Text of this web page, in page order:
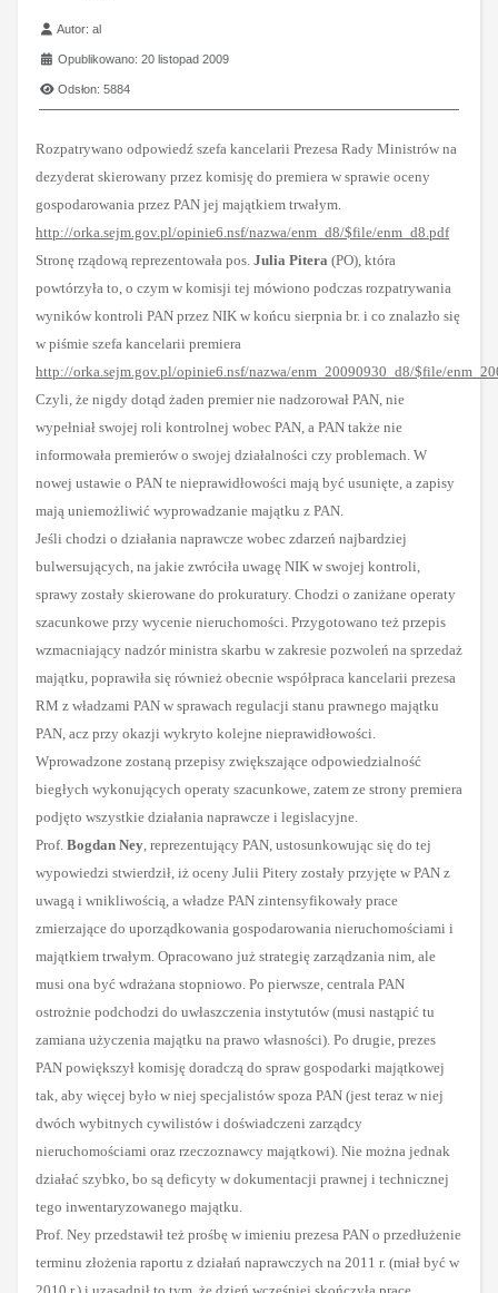
Szczegóły
Autor:al
Opublikowano: 20 listopad 2009
Odsłon: 5884
Rozpatrywano odpowiedź szefa kancelarii Prezesa Rady Ministrów na
dezyderat skierowany przez komisję do premiera w sprawie oceny
gospodarowania przez PAN jej majątkiem trwałym.
http://orka.sejm.gov.pl/opinie6.nsf/nazwa/enm_d8/$file/enm_d8.pdf
Stronę rządową reprezentowała pos. Julia Pitera (PO), która
powtórzyła to, o czym w komisji tej mówiono podczas rozpatrywania
wyników kontroli PAN przez NIK w końcu sierpnia br. i co znalazło się
w piśmie szefa kancelarii premiera
http://orka.sejm.gov.pl/opinie6.nsf/nazwa/enm_20090930_d8/$file/
Czyli, że nigdy dotąd żaden premier nie nadzorował PAN, nie
wypełniał swojej roli kontrolnej wobec PAN, a PAN także nie
informowała premierów o swojej działalności czy problemach. W
nowej ustawie o PAN te nieprawidłowości mają być usunięte, a zapisy
mają uniemożliwić wyprowadzanie majątku z PAN.
Jeśli chodzi o działania naprawcze wobec zdarzeń najbardziej
bulwersujących, na jakie zwróciła uwagę NIK w swojej kontroli,
sprawy zostały skierowane do prokuratury. Chodzi o zaniżane operaty
szacunkowe przy wycenie nieruchomości. Przygotowano też przepis
wzmacniający nadzór ministra skarbu w zakresie pozwoleń na sprzedaż
majątku, poprawiła się również obecnie współpraca kancelarii prezesa
RM z władzami PAN w sprawach regulacji stanu prawnego majątku
PAN, acz przy okazji wykryto kolejne nieprawidłowości.
Wprowadzone zostaną przepisy zwiększające odpowiedzialność
biegłych wykonujących operaty szacunkowe, zatem ze strony premiera
podjęto wszystkie działania naprawcze i legislacyjne.
Prof. Bogdan Ney, reprezentujący PAN, ustosunkowując się do tej
wypowiedzi stwierdził, iż oceny Julii Pitery zostały przyjęte w PAN z
uwagą i wnikliwością, a władze PAN zintensyfikowały prace
zmierzające do uporządkowania gospodarowania nieruchomościami i
majątkiem trwałym. Opracowano już strategię zarządzania nim, ale
musi ona być wdrażana stopniowo. Po pierwsze, centrala PAN
ostrożnie podchodzi do uwłaszczenia instytutów (musi nastąpić tu
zamiana użyczenia majątku na prawo własności). Po drugie, prezes
PAN powiększył komisję doradczą do spraw gospodarki majątkowej
tak, aby więcej było w niej specjalistów spoza PAN (jest teraz w niej
dwóch wybitnych cywilistów i doświadczeni zarządcy
nieruchomościami oraz rzeczoznawcy majątkowi). Nie można jednak
działać szybko, bo są deficyty w dokumentacji prawnej i technicznej
tego inwentaryzowanego majątku.
Prof. Ney przedstawił też prośbę w imieniu prezesa PAN o przedłużenie
terminu złożenia raportu z działań naprawczych na 2011 r. (miał być w